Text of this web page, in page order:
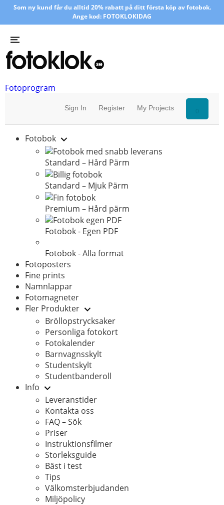
Som ny kund får du alltid 20% rabatt på ditt första köp av fotobok.
Ange kod: FOTOKLOKIDAG
Fotoprogram
Sign In Register My Projects
Fotobok
Standard – Hård Pärm
Standard – Mjuk Pärm
Premium – Hård pärm
Fotobok - Egen PDF
Fotobok - Alla format
Fotoposters
Fine prints
Namnlappar
Fotomagneter
Fler Produkter
Bröllopstrycksaker
Personliga fotokort
Fotokalender
Barnvagnsskylt
Studentskylt
Studentbanderoll
Info
Leveranstider
Kontakta oss
FAQ – Sök
Priser
Instruktionsfilmer
Storleksguide
Bäst i test
Tips
Välkomsterbjudanden
Miljöpolicy